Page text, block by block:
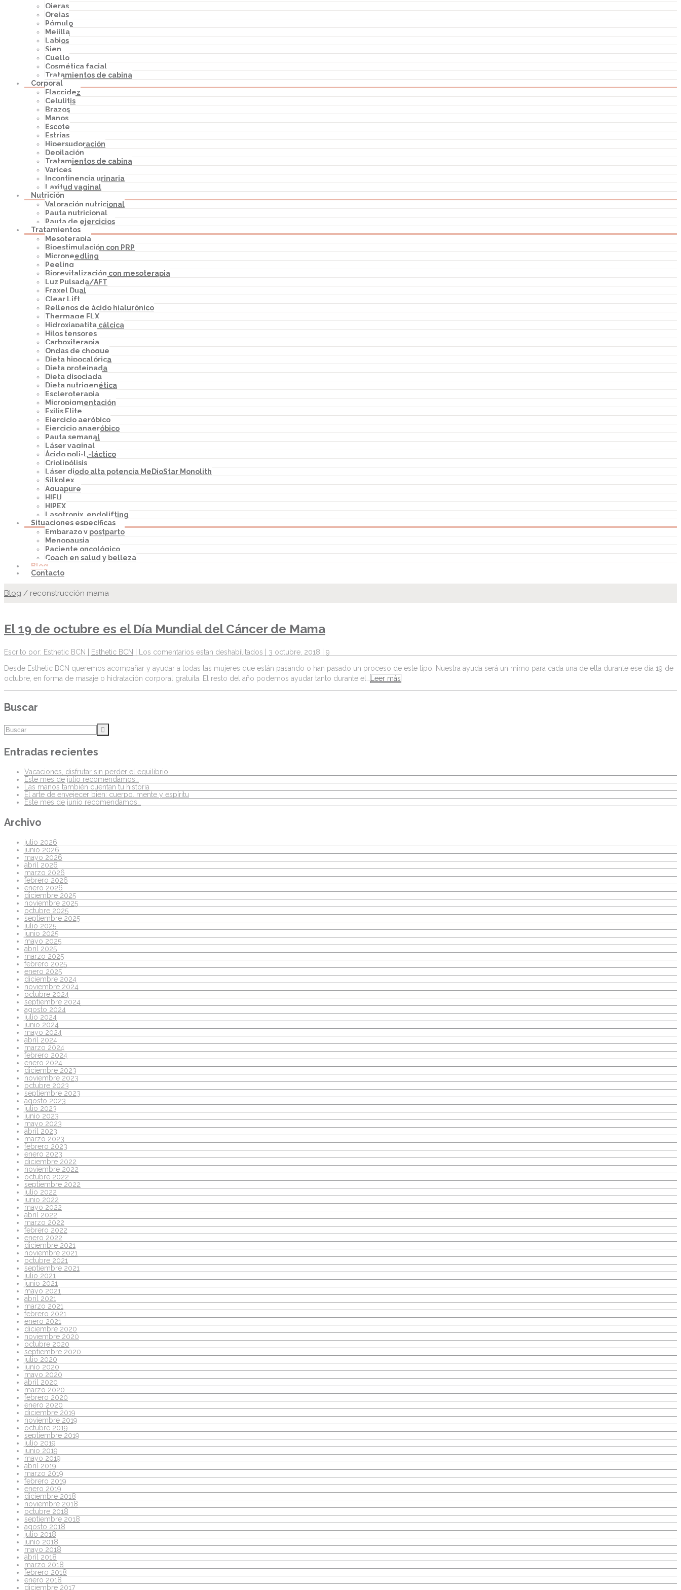
Ojeras
Orejas
Pómulo
Mejilla
Labios
Sien
Cuello
Cosmética facial
Tratamientos de cabina
Corporal
Flaccidez
Celulitis
Brazos
Manos
Escote
Estrías
Hipersudoración
Depilación
Tratamientos de cabina
Varices
Incontinencia urinaria
Laxitud vaginal
Nutrición
Valoración nutricional
Pauta nutricional
Pauta de ejercicios
Tratamientos
Mesoterapia
Bioestimulación con PRP
Microneedling
Peeling
Biorevitalización con mesoterapia
Luz Pulsada/AFT
Fraxel Dual
Clear Lift
Rellenos de ácido hialurónico
Thermage FLX
Hidroxiapatita cálcica
Hilos tensores
Carboxiterapia
Ondas de choque
Dieta hipocalórica
Dieta proteinada
Dieta disociada
Dieta nutrigenética
Escleroterapia
Micropigmentación
Exilis Elite
Ejercicio aeróbico
Ejercicio anaeróbico
Pauta semanal
Láser vaginal
Ácido poli-L-láctico
Criolipólisis
Láser diodo alta potencia MeDioStar Monolith
Silkplex
Aquapure
HIFU
HIPEX
Lasotronix, endolifting
Situaciones específicas
Embarazo y postparto
Menopausia
Paciente oncológico
Coach en salud y belleza
Blog
Contacto
Blog / reconstrucción mama
El 19 de octubre es el Día Mundial del Cáncer de Mama
Escrito por: Esthetic BCN | Esthetic BCN Los comentarios estan deshabilitados | 3 octubre, 2018 | 9
Desde Esthetic BCN queremos acompañar y ayudar a todas las mujeres que están pasando o han pasado un proceso de este tipo. Nuestra ayuda será un mimo para cada una de ella durante ese día 19 de
octubre, en forma de masaje o hidratación corporal gratuita. El resto del año podemos ayudar tanto durante el…
Leer más
Buscar
Entradas recientes
Vacaciones, disfrutar sin perder el equilibrio
Este mes de julio recomendamos…
Las manos también cuentan tu historia
El arte de envejecer bien: cuerpo, mente y espíritu
Este mes de junio recomendamos…
Archivo
julio 2026
junio 2026
mayo 2026
abril 2026
marzo 2026
febrero 2026
enero 2026
diciembre 2025
noviembre 2025
octubre 2025
septiembre 2025
julio 2025
junio 2025
mayo 2025
abril 2025
marzo 2025
febrero 2025
enero 2025
diciembre 2024
noviembre 2024
octubre 2024
septiembre 2024
agosto 2024
julio 2024
junio 2024
mayo 2024
abril 2024
marzo 2024
febrero 2024
enero 2024
diciembre 2023
noviembre 2023
octubre 2023
septiembre 2023
agosto 2023
julio 2023
junio 2023
mayo 2023
abril 2023
marzo 2023
febrero 2023
enero 2023
diciembre 2022
noviembre 2022
octubre 2022
septiembre 2022
julio 2022
junio 2022
mayo 2022
abril 2022
marzo 2022
febrero 2022
enero 2022
diciembre 2021
noviembre 2021
octubre 2021
septiembre 2021
julio 2021
junio 2021
mayo 2021
abril 2021
marzo 2021
febrero 2021
enero 2021
diciembre 2020
noviembre 2020
octubre 2020
septiembre 2020
julio 2020
junio 2020
mayo 2020
abril 2020
marzo 2020
febrero 2020
enero 2020
diciembre 2019
noviembre 2019
octubre 2019
septiembre 2019
julio 2019
junio 2019
mayo 2019
abril 2019
marzo 2019
febrero 2019
enero 2019
diciembre 2018
noviembre 2018
octubre 2018
septiembre 2018
agosto 2018
julio 2018
junio 2018
mayo 2018
abril 2018
marzo 2018
febrero 2018
enero 2018
diciembre 2017